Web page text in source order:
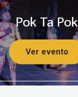
Pok Ta Pok
Ver evento